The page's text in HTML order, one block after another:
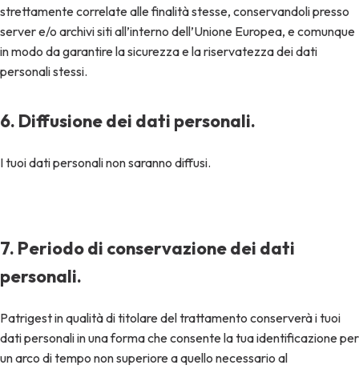
strettamente correlate alle finalità stesse, conservandoli presso
server e/o archivi siti all’interno dell’Unione Europea, e comunque
in modo da garantire la sicurezza e la riservatezza dei dati
personali stessi.
6. Diffusione dei dati personali.
I tuoi dati personali non saranno diffusi.
7. Periodo di conservazione dei dati
personali.
Patrigest in qualità di titolare del trattamento conserverà i tuoi
dati personali in una forma che consente la tua identificazione per
un arco di tempo non superiore a quello necessario al